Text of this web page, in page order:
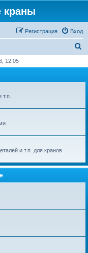
краны
Вход
Регистрация
с
12:05
и т.п. для кранов